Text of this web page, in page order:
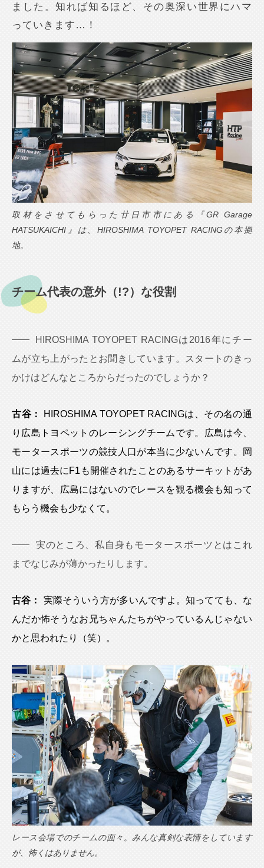
ました。知れば知るほど、その奥深い世界にハマ
っていきます…！
取材をさせてもらった廿日市市にある『GR Garage
HATSUKAICHI』は、HIROSHIMA TOYOPET RACINGの本拠
地。
チーム代表の意外（!?）な役割
HIROSHIMA TOYOPET RACINGは2016年にチー
ムが立ち上がったとお聞きしています。スタートのきっ
かけはどんなところからだったのでしょうか？
古谷：
HIROSHIMA TOYOPET RACINGは、その名の通
り広島トヨペットのレーシングチームです。広島は今、
モータースポーツの競技人口が本当に少ないんです。岡
山には過去にF1も開催されたことのあるサーキットがあ
りますが、広島にはないのでレースを観る機会も知って
もらう機会も少なくて。
実のところ、私自身もモータースポーツとはこれ
までなじみが薄かったりします。
古谷：
実際そういう方が多いんですよ。知ってても、な
んだか怖そうなお兄ちゃんたちがやっているんじゃない
かと思われたり（笑）。
レース会場でのチームの面々。みんな真剣な表情をしています
が、怖くはありません。